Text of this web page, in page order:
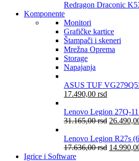
Redragon Draconic
Komponente
Monitori
Grafičke kartice
Štampači i skeneri
Mrežna Oprema
Storage
Napajanja
ASUS TUF
17.490,00 rsd
Lenovo Legion 27Q-
31.165,00rsd
Lenovo Legion R27s
17.636,00rsd
Igrice i Software